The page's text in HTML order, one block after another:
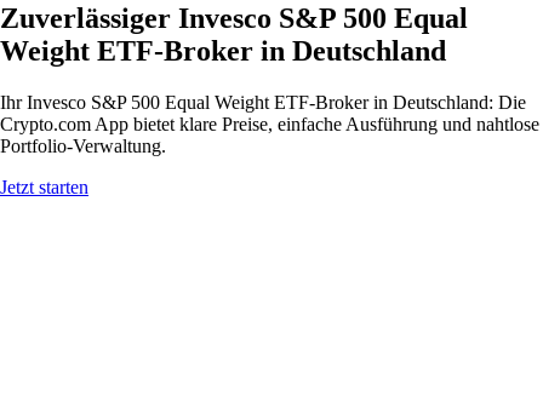
Zuverlässiger Invesco S&P 500 Equal
Weight ETF-Broker in Deutschland
Ihr Invesco S&P 500 Equal Weight ETF-Broker in Deutschland: Die
Crypto.com App bietet klare Preise, einfache Ausführung und nahtlose
Portfolio-Verwaltung.
Jetzt starten